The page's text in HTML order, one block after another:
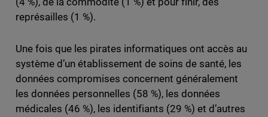
représailles (1 %).
Une fois que les pirates informatiques ont accès au
système d’un établissement de soins de santé, les
données compromises concernent généralement
les données personnelles (58 %), les données
médicales (46 %), les identifiants (29 %) et d’autres